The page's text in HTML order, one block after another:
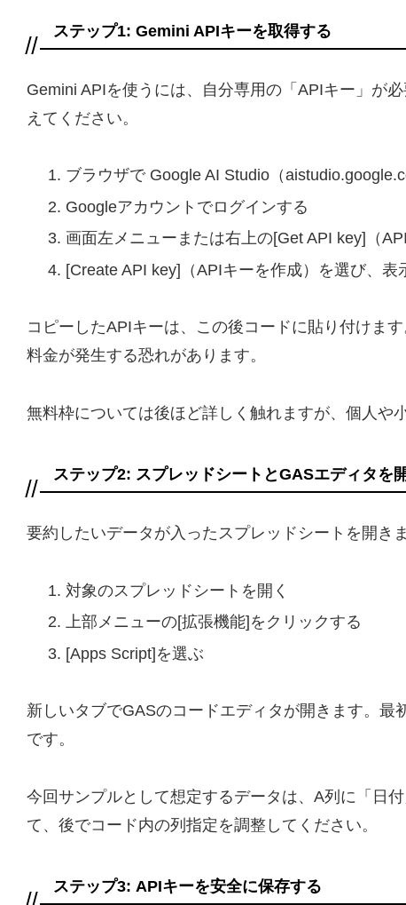
ステップ1: Gemini APIキーを取得する
Gemini APIを使うには、自分専用の「APIキー」が
えてください。
ブラウザで Google AI Studio（
Googleアカウントでログインする
画面左メニューまたは右上の[Get API key]（
[Create API key]（APIキーを作成）を選び、表
コピーしたAPIキーは、この後コードに貼り付けます
料金が発生する恐れがあります。
無料枠については後ほど詳しく触れますが、個人や
ステップ2: スプレッドシートとGASエディタを
要約したいデータが入ったスプレッドシートを開き
対象のスプレッドシートを開く
上部メニューの[拡張機能]をクリックする
[Apps Script]を選ぶ
新しいタブでGASのコードエディタが開きます。最
です。
今回サンプルとして想定するデータは、A列に「日
て、後でコード内の列指定を調整してください。
ステップ3: APIキーを安全に保存する